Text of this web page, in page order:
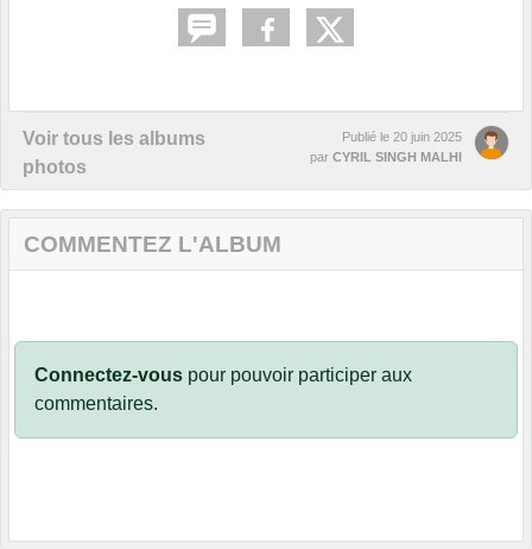
Voir tous les albums
photos
Publié le 20 juin 2025
par CYRIL SINGH MALHI
COMMENTEZ L'ALBUM
Connectez-vous pour pouvoir participer aux
commentaires.